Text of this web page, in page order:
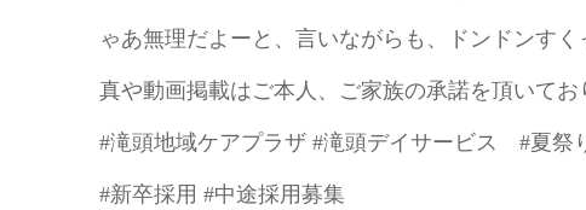
ゃあ無理だよーと、言いながらも、ドンドンす
真や動画掲載はご本人、ご家族の承諾を頂いて
#滝頭地域ケアプラザ #滝頭デイサービス #夏祭
#新卒採用 #中途採用募集